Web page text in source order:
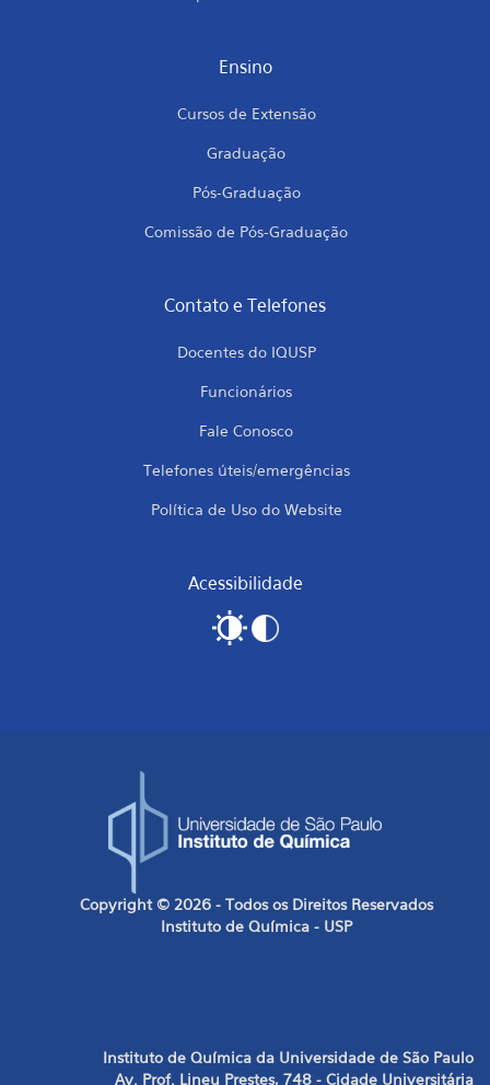
Ensino
Cursos de Extensão
Graduação
Pós-Graduação
Comissão de Pós-Graduação
Contato e Telefones
Docentes do IQUSP
Funcionários
Fale Conosco
Telefones úteis/emergências
Política de Uso do Website
Acessibilidade
Copyright © 2026 - Todos os Direitos Reservados
Instituto de Química - USP
Instituto de Química da Universidade de São Paulo
Av. Prof. Lineu Prestes, 748 - Cidade Universitária